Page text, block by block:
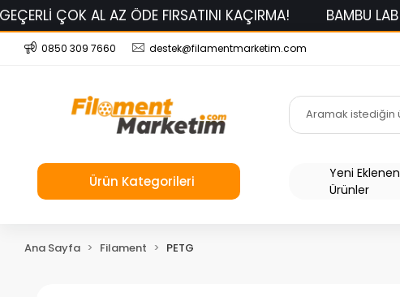
AZ ÖDE FIRSATINI KAÇIRMA! BAMBU LAB PLA BASİC
0850 309 7660 destek@filamentmarketim.com
Ürün Kategorileri
Yeni Eklenen
Ürünler
Ana Sayfa Filament PETG